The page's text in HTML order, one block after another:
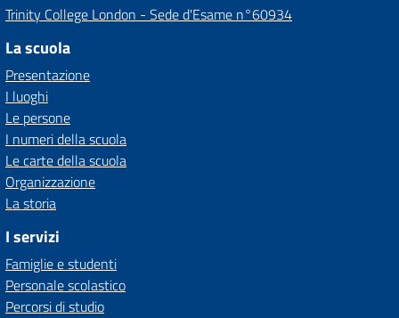
Trinity College London - Sede d'Esame n°60934
La scuola
Presentazione
I luoghi
Le persone
I numeri della scuola
Le carte della scuola
Organizzazione
La storia
I servizi
Famiglie e studenti
Personale scolastico
Percorsi di studio